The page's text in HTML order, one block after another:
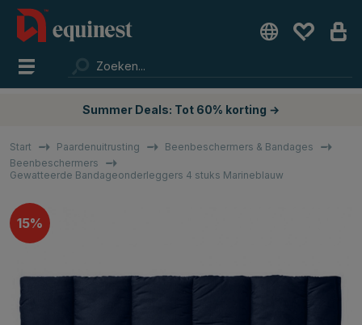
Summer Deals: Tot 60% korting →
Start Paardenuitrusting
Beenbeschermers & Bandages
Beenbeschermers
Gewatteerde Bandageonderleggers 4 stuks Marineblauw
15